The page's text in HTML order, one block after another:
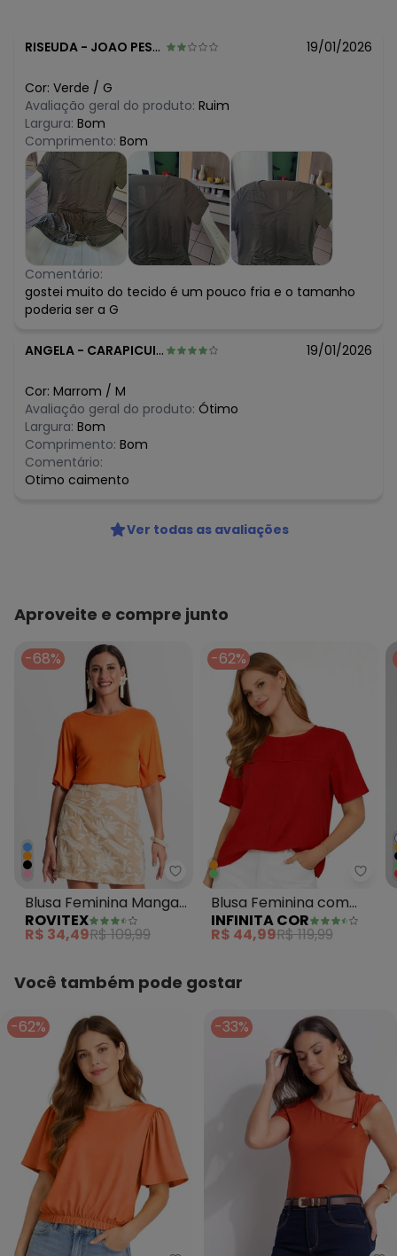
RISEUDA - JOAO PESSOA - PB 19/01/2026
Cor: Verde / G
Avaliação geral do produto: Ruim
Largura: Bom
Comprimento: Bom
Comentário:
gostei muito do tecido é um pouco fria e o tamanho
poderia ser a G
ANGELA - CARAPICUIBA - SP 19/01/2026
Cor: Marrom / M
Avaliação geral do produto: Ótimo
Largura: Bom
Comprimento: Bom
Comentário:
Otimo caimento
Ver todas as avaliações
Aproveite e compre junto
-68%
Rovitex - Blusa Feminina
Blusa Feminina Manga
Curta Laranja
ROVITEX
R$ 34,49R$ 109,99
-62%
Blusa Feminina com
Recortes Frontais
Laranja
INFINITA COR
R$ 44,99R$ 119,99
Você também pode gostar
-62% -33%